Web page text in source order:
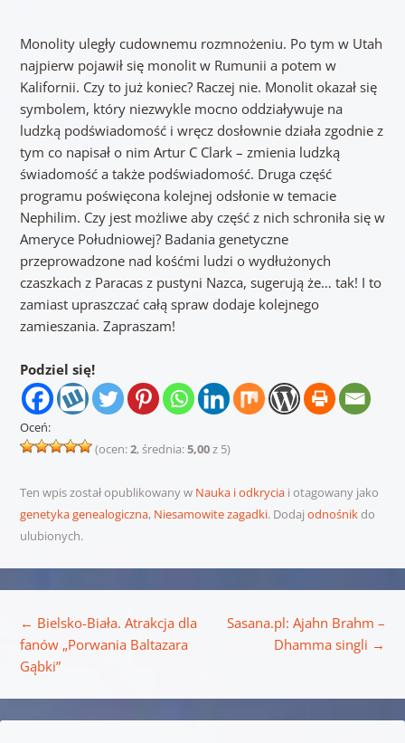
Monolity uległy cudownemu rozmnożeniu. Po tym w Utah
najpierw pojawił się monolit w Rumunii a potem w
Kalifornii. Czy to już koniec? Raczej nie. Monolit okazał się
symbolem, który niezwykle mocno oddziaływuje na
ludzką podświadomość i wręcz dosłownie działa zgodnie z
tym co napisał o nim Artur C Clark – zmienia ludzką
świadomość a także podświadomość. Druga część
programu poświęcona kolejnej odsłonie w temacie
Nephilim. Czy jest możliwe aby część z nich schroniła się w
Ameryce Południowej? Badania genetyczne
przeprowadzone nad kośćmi ludzi o wydłużonych
czaszkach z Paracas z pustyni Nazca, sugerują że… tak! I to
zamiast upraszczać całą spraw dodaje kolejnego
zamieszania. Zapraszam!
Podziel się!
Oceń:
(ocen:2, średnia:5,00z 5)
Ten wpis został opublikowany w Nauka i odkryciai otagowany jako
genetyka genealogiczna, Niesamowite zagadki. Dodaj odnośnikdo
ulubionych.
← Bielsko-Biała. Atrakcja dla
fanów „Porwania Baltazara
Gąbki”
Sasana.pl: Ajahn Brahm –
Dhamma singli →